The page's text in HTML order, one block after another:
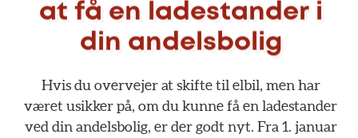
at få en ladestander i
din andelsbolig
Hvis du overvejer at skifte til elbil, men har
været usikker på, om du kunne få en ladestander
ved din andelsbolig, er der godt nyt. Fra 1. januar